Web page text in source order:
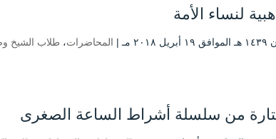
لنساء الأمة
المحاضرات، طلاب الشيخ
من سلسلة أشراط الساعة الصغرى